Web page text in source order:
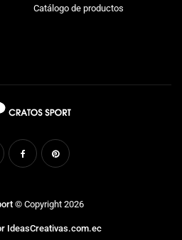
Catálogo de productos
© Copyright 2026
IdeasCreativas.com.ec